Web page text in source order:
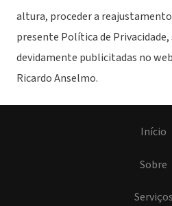
altura, proceder a
presente Política de
devidamente publicitadas no
Ricardo Anselmo.
Início
Sobre
Serviços